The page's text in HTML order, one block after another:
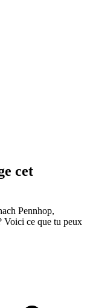
cet
Pennhop,
Voici ce que tu peux